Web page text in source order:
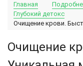
Главная
Глубокий детокс
Очищение крови.
Очищение